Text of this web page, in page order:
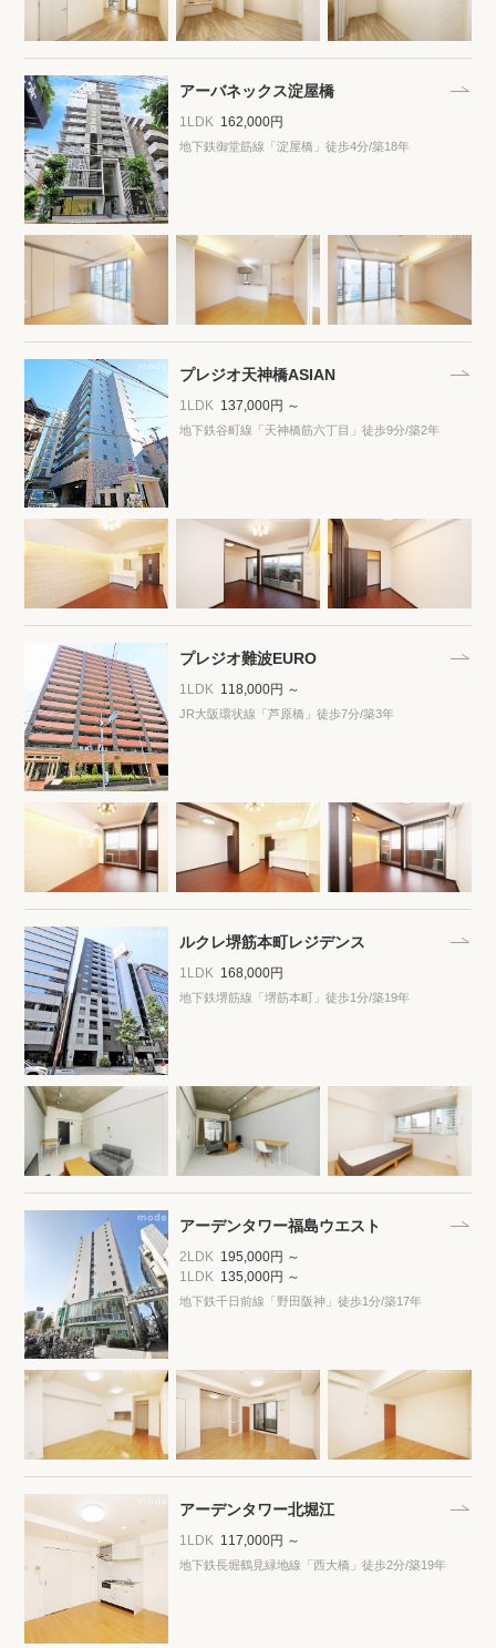
高級賃貸物件コラム
高級賃貸物件トピック 会社概要
プライバシーポリシー
商標について
アーバネックス淀屋橋
1LDK 162,000円
地下鉄御堂筋線「淀屋橋」徒歩4分/築18年
プレジオ天神橋ASIAN
1LDK 137,000円 ～
地下鉄谷町線「天神橋筋六丁目」徒歩9分/築2年
プレジオ難波EURO
1LDK 118,000円 ～
JR大阪環状線「芦原橋」徒歩7分/築3年
ルクレ堺筋本町レジデンス
1LDK 168,000円
地下鉄堺筋線「堺筋本町」徒歩1分/築19年
アーデンタワー福島ウエスト
2LDK 195,000円 ～
1LDK 135,000円 ～
地下鉄千日前線「野田阪神」徒歩1分/築17年
アーデンタワー北堀江
1LDK 117,000円 ～
地下鉄長堀鶴見緑地線「西大橋」徒歩2分/築19年